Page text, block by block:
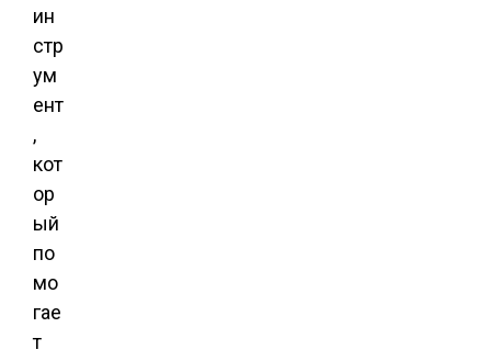
ин
стр
ум
ент
,
кот
ор
ый
по
мо
гае
т